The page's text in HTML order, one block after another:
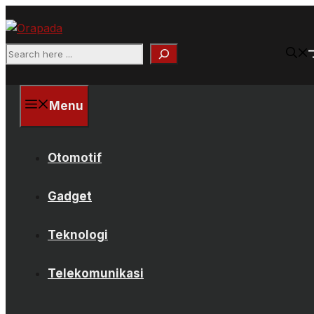
ke
isi
Search
Menu
Otomotif
Gadget
Teknologi
Telekomunikasi